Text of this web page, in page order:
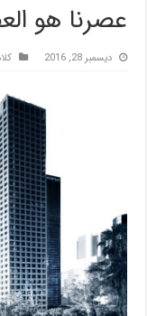
عصرنا هو
ديسمبر 28, 2016